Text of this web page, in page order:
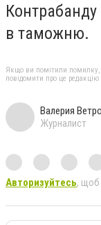
в таможню.
Якщо ви помітили помилку,
повідомити про це редакцію
Валерия
Журналист
Авторизуйтесь, щоб